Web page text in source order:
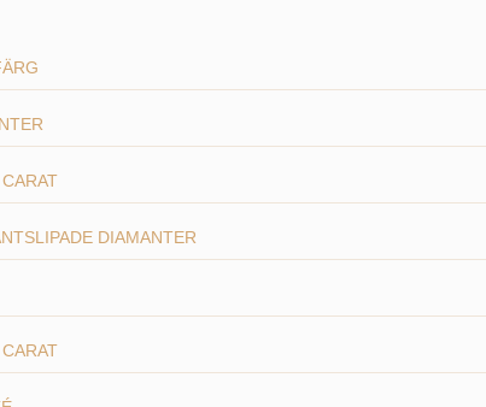
DIAMANTER